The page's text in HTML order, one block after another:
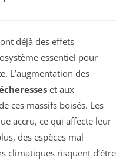
ont déjà des effets
essentiel pour
L’augmentation des
et aux
ces massifs boisés. Les
accru, ce qui affecte leur
des espèces mal
climatiques risquent d’être